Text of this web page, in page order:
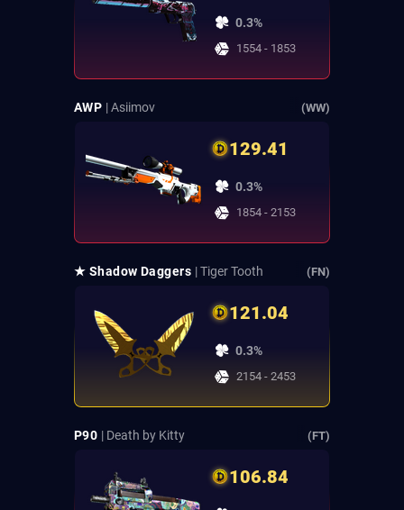
0.3%
1554 - 1853
AWP | Asiimov (WW)
129.41
0.3%
1854 - 2153
★ Shadow Daggers | Tiger Tooth (FN)
121.04
0.3%
2154 - 2453
P90 | Death by Kitty (FT)
106.84